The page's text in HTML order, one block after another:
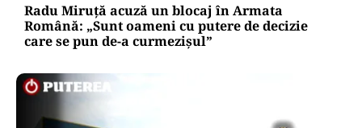
Radu Miruță acuză un blocaj în Armata
Română: „Sunt oameni cu putere de decizie
care se pun de-a curmezișul”